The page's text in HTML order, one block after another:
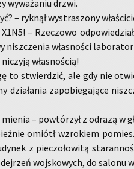
wy­wa­ża­niu drzwi.
– ryk­nął wy­stra­szo­ny
– Rze­czo­wo
nisz­cze­nia wła­sno­ści
wła­sno­ścią!
to stwier­dzić, ale gdy nie
dzia­ła­nia za­po­bie­ga­ją­ce
– po­wtó­rzył z od­ra­zą w
omiótł wzro­kiem
z pie­czo­ło­wi­tą
woj­sko­wych, do sa­lo­nu